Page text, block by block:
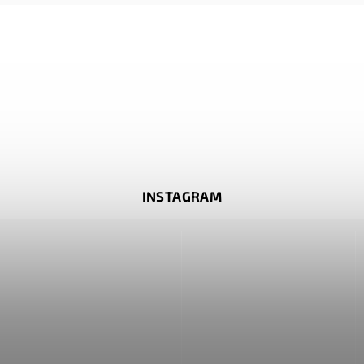
INSTAGRAM